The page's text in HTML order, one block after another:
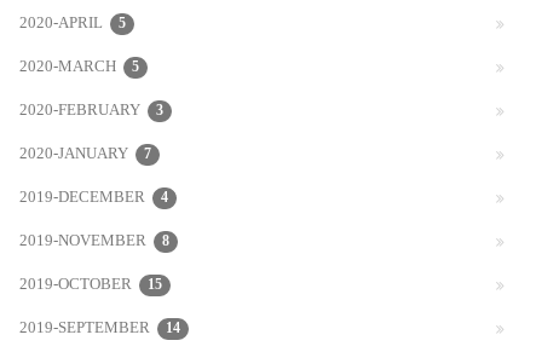
2020-APRIL 5
2020-MARCH 5
2020-FEBRUARY 3
2020-JANUARY 7
2019-DECEMBER 4
2019-NOVEMBER 8
2019-OCTOBER 15
2019-SEPTEMBER 14